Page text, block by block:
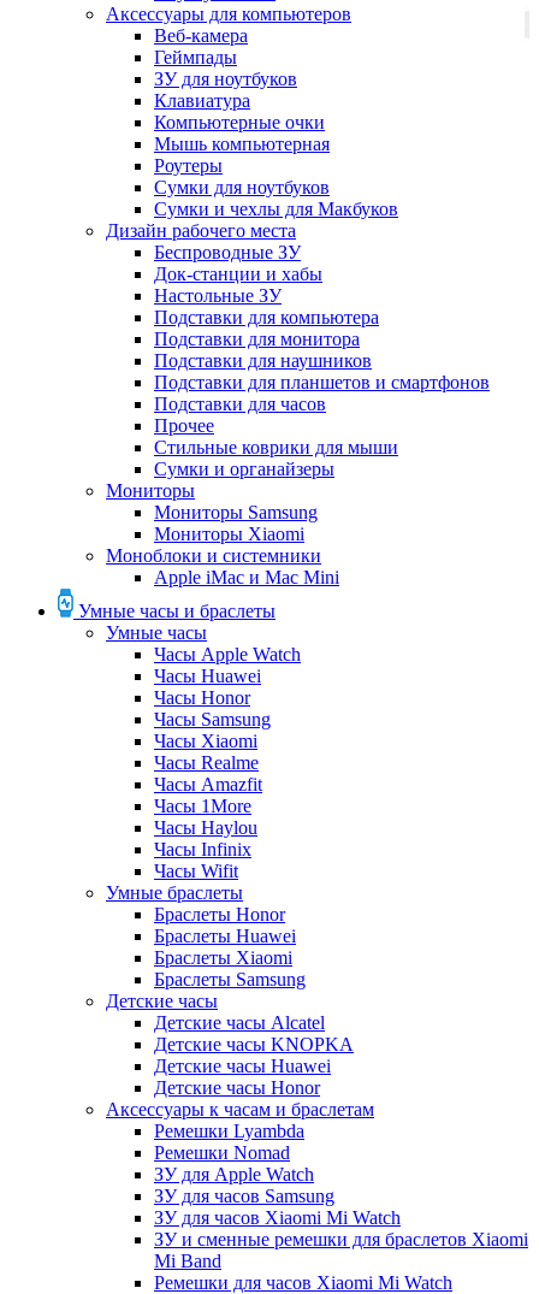
Аксессуары для компьютеров
Веб-камера
Геймпады
ЗУ для ноутбуков
Клавиатура
Компьютерные очки
Мышь компьютерная
Роутеры
Сумки для ноутбуков
Сумки и чехлы для Макбуков
Дизайн рабочего места
Беспроводные ЗУ
Док-станции и хабы
Настольные ЗУ
Подставки для компьютера
Подставки для монитора
Подставки для наушников
Подставки для планшетов и смартфонов
Подставки для часов
Прочее
Стильные коврики для мыши
Сумки и органайзеры
Мониторы
Мониторы Samsung
Мониторы Xiaomi
Моноблоки и системники
Apple iMac и Mac Mini
Умные часы и браслеты
Умные часы
Часы Apple Watch
Часы Huawei
Часы Honor
Часы Samsung
Часы Xiaomi
Часы Realme
Часы Amazfit
Часы 1More
Часы Haylou
Часы Infinix
Часы Wifit
Умные браслеты
Браслеты Honor
Браслеты Huawei
Браслеты Xiaomi
Браслеты Samsung
Детские часы
Детские часы Alcatel
Детские часы KNOPKA
Детские часы Huawei
Детские часы Honor
Аксессуары к часам и браслетам
Ремешки Lyambda
Ремешки Nomad
ЗУ для Apple Watch
ЗУ для часов Samsung
ЗУ для часов Xiaomi Mi Watch
ЗУ и сменные ремешки для браслетов Xiaomi
Mi Band
Ремешки для часов Xiaomi Mi Watch